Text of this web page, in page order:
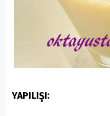
YAPILIŞI: